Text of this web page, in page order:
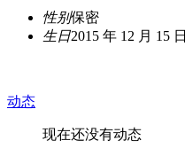
性别保密
生日2015 年 12 月 15 日
动态
现在还没有动态